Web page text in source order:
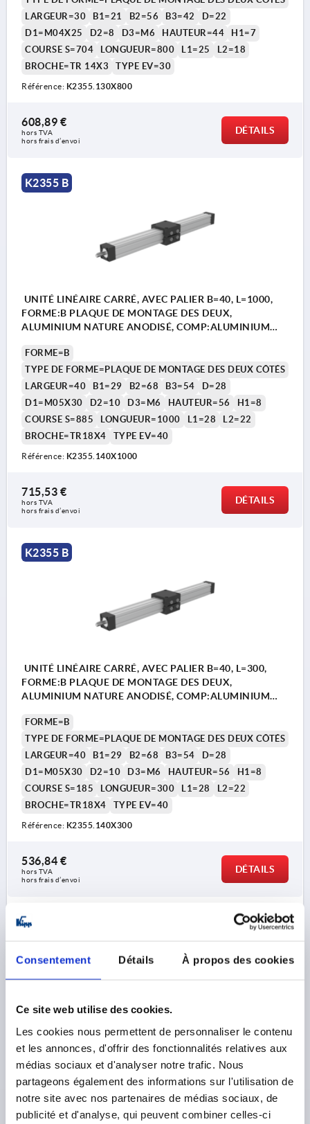
Consentement Détails À propos des cookies
Ce site web utilise des cookies.
Les cookies nous permettent de personnaliser le contenu
et les annonces, d'offrir des fonctionnalités relatives aux
médias sociaux et d'analyser notre trafic. Nous
partageons également des informations sur l'utilisation de
notre site avec nos partenaires de médias sociaux, de
publicité et d'analyse, qui peuvent combiner celles-ci
LARGEUR=30
B1=21 B2=56 B3=42
D=22
D1=M04X25
D2=8 D3=M6 HAUTEUR=44
H1=7
COURSE S=704
LONGUEUR=800 L1=25
L2=18
BROCHE=TR 14X3
TYPE EV=30
Référence: K2355.130X800
608,89 €
hors TVA
hors frais d’envoi
DÉTAILS
K2355 B
UNITÉ LINÉAIRE CARRÉ, AVEC PALIER B=40, L=1000,
FORME:B PLAQUE DE MONTAGE DES DEUX,
ALUMINIUM NATURE ANODISÉ, COMP:ALUMINIUM
FORME=B
TYPE DE FORME=PLAQUE DE MONTAGE DES DEUX CÔTÉS
LARGEUR=40
B1=29 B2=68 B3=54
D=28
D1=M05X30
D2=10 D3=M6 HAUTEUR=56
H1=8
COURSE S=885
LONGUEUR=1000 L1=28
L2=22
BROCHE=TR18X4
TYPE EV=40
Référence: K2355.140X1000
715,53 €
hors TVA
hors frais d’envoi
DÉTAILS
K2355 B
UNITÉ LINÉAIRE CARRÉ, AVEC PALIER B=40, L=300,
FORME:B PLAQUE DE MONTAGE DES DEUX,
ALUMINIUM NATURE ANODISÉ, COMP:ALUMINIUM
FORME=B
TYPE DE FORME=PLAQUE DE MONTAGE DES DEUX CÔTÉS
LARGEUR=40
B1=29 B2=68 B3=54
D=28
D1=M05X30
D2=10 D3=M6 HAUTEUR=56
H1=8
COURSE S=185
LONGUEUR=300 L1=28
L2=22
BROCHE=TR18X4
TYPE EV=40
Référence: K2355.140X300
536,84 €
hors TVA
hors frais d’envoi
DÉTAILS
K2355 B
UNITÉ LINÉAIRE CARRÉ, AVEC PALIER B=40, L=500,
FORME:B PLAQUE DE MONTAGE DES DEUX,
ALUMINIUM NATURE ANODISÉ, COMP:ALUMINIUM
NOIR